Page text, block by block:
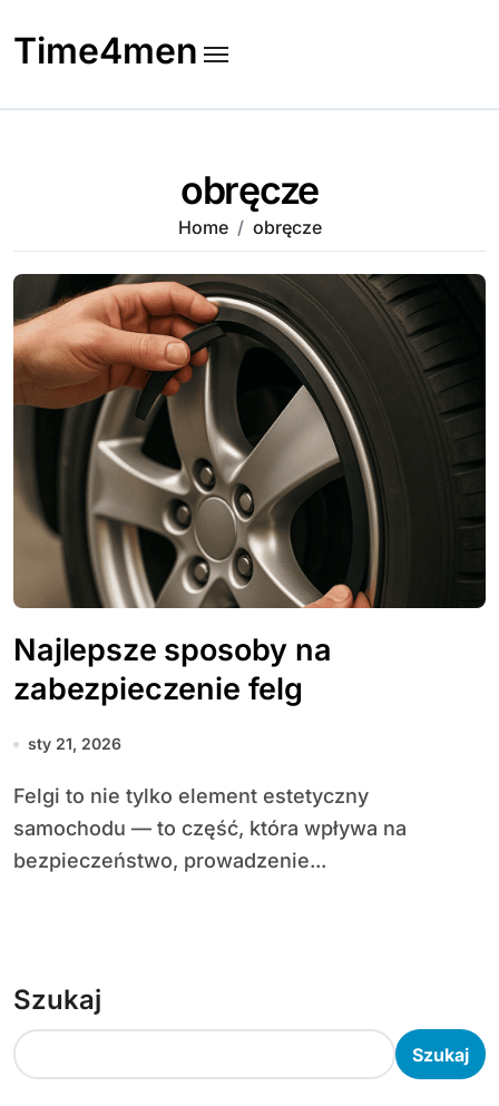
to
content
Time4men
obręcze
Home obręcze
Najlepsze sposoby na
zabezpieczenie felg
sty 21, 2026
Felgi to nie tylko element estetyczny
samochodu — to część, która wpływa na
bezpieczeństwo, prowadzenie...
Szukaj
Szukaj